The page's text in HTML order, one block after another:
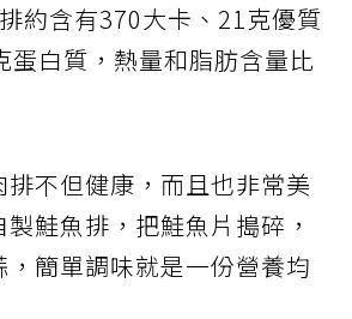
約含有370大卡、21克優質
蛋白質，熱量和脂肪含量比
不但健康，而且也非常美
鮭魚排，把鮭魚片搗碎，
簡單調味就是一份營養均